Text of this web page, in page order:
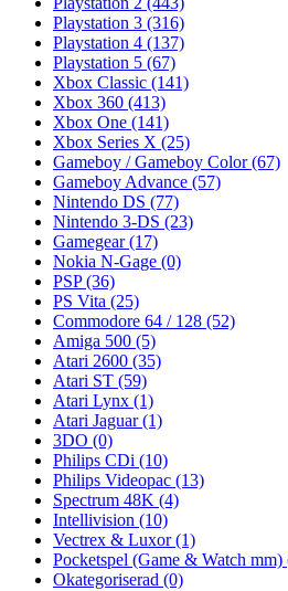
Playstation 3 (316)
Playstation 4 (137)
Playstation 5 (67)
Xbox Classic (141)
Xbox 360 (413)
Xbox One (141)
Xbox Series X (25)
Gameboy / Gameboy Color(67)
Gameboy Advance (57)
Nintendo DS (77)
Nintendo 3-DS (23)
Gamegear(17)
Nokia N-Gage (0)
PSP(36)
PS Vita (25)
Commodore 64 / 128 (52)
Amiga 500 (5)
Atari 2600 (35)
Atari ST (59)
Atari Lynx (1)
Atari Jaguar(1)
3DO (0)
Philips CDi (10)
Philips Videopac (13)
Spectrum 48K (4)
Intellivision (10)
Vectrex & Luxor(1)
Pocketspel (Game & Watch mm)
Okategoriserad (0)